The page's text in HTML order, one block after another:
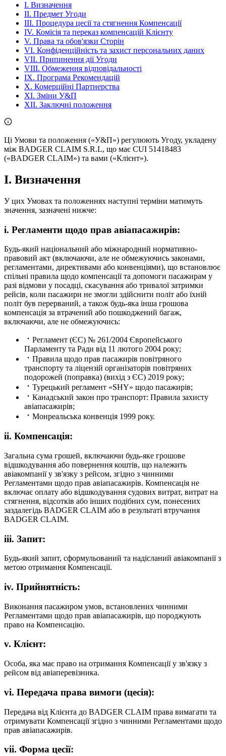
I. Визначення
II. Предмет Угоди
III. Процедура цесії та стягнення Компенсації
IV. Комісія та переказ компенсацій Клієнту
V. Права та обов'язки Сторін
VI. Конфіденційність та захист персональних даних
VII. Припинення дії Угоди
VIII. Обмеження відповідальності
IX. Програма Рекомендацій
X. Комерційні Партнерства
XI. Зміни У&П
XII. Заключні положення
Ці Умови та положення («У&П») регулюють Угоду, укладену
між BADGER CLAIM S.R.L, що має CUI 51418483
(«BADGER CLAIM») та вами («Клієнт»).
I. Визначення
У цих Умовах та положеннях наступні терміни матимуть
значення, зазначені нижче:
i. Регламенти щодо прав авіапасажирів:
Будь-який національний або міжнародний нормативно-
правовий акт (включаючи, але не обмежуючись законами,
регламентами, директивами або конвенціями), що встановлює
спільні правила щодо компенсації та допомоги пасажирам у
разі відмови у посадці, скасування або тривалої затримки
рейсів, коли пасажири не змогли здійснити політ або їхній
політ був перерваний, а також будь-яка інша грошова
компенсація за втрачений або пошкоджений багаж,
включаючи, але не обмежуючись:
Регламент (ЄС) № 261/2004 Європейського
Парламенту та Ради від 11 лютого 2004 року;
Правила щодо прав пасажирів повітряного
транспорту та ліцензій організаторів повітряних
подорожей (поправка) (вихід з ЄС) 2019 року;
Турецький регламент «SHY» щодо пасажирів;
Канадський закон про транспорт: Правила захисту
авіапасажирів;
Монреальська конвенція 1999 року.
ii. Компенсація:
Загальна сума грошей, включаючи будь-яке грошове
відшкодування або повернення коштів, що належить
авіакомпанії у зв'язку з рейсом, згідно з чинними
Регламентами щодо прав авіапасажирів. Компенсація не
включає оплату або відшкодування судових витрат, витрат на
стягнення, відсотків або інших подібних сум, понесених
заздалегідь BADGER CLAIM або в результаті втручання
BADGER CLAIM.
iii. Запит:
Будь-який запит, сформульований та надісланий авіакомпанії з
метою отримання Компенсації.
iv. Прийнятність:
Виконання пасажиром умов, встановлених чинними
Регламентами щодо прав авіапасажирів, що породжують
право на Компенсацію.
v. Клієнт:
Особа, яка має право на отримання Компенсації у зв'язку з
рейсом від авіаперевізника.
vi. Передача права вимоги (цесія):
Передача від Клієнта до BADGER CLAIM права вимагати та
отримувати Компенсації згідно з чинними Регламентами щодо
прав авіапасажирів.
vii. Форма цесії: